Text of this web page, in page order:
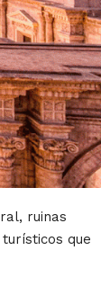
ruinas
que